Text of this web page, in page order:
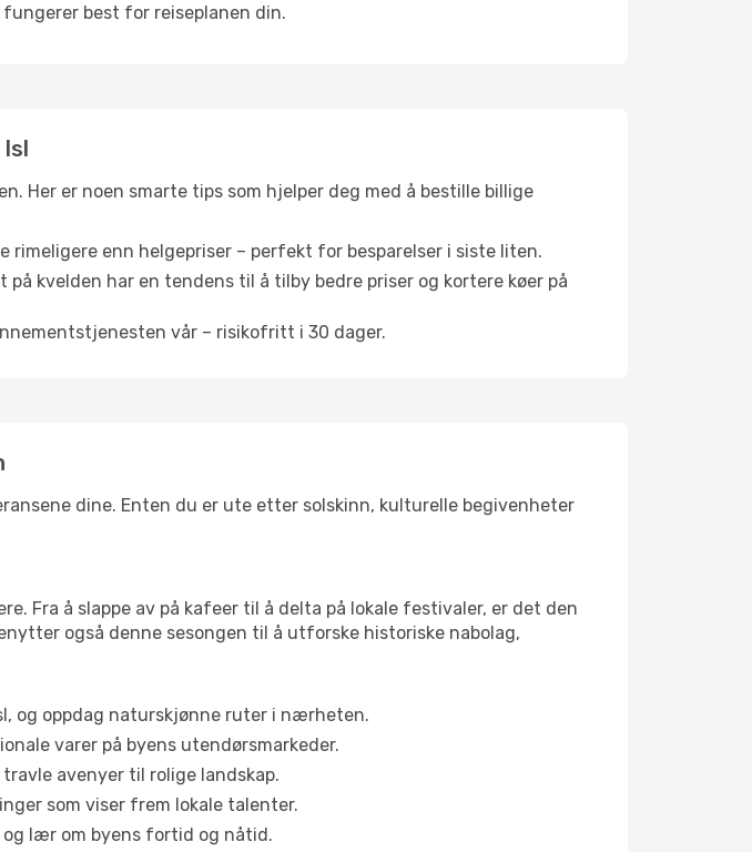
best for reiseplanen din.
Her er noen smarte tips som hjelper deg med å bestille billige
rimeligere enn helgepriser – perfekt for besparelser i siste liten.
kvelden har en tendens til å tilby bedre priser og kortere køer på
vår – risikofritt i 30 dager.
dine. Enten du er ute etter solskinn, kulturelle begivenheter
Fra å slappe av på kafeer til å delta på lokale festivaler, er det den
også denne sesongen til å utforske historiske nabolag,
og oppdag naturskjønne ruter i nærheten.
varer på byens utendørsmarkeder.
avenyer til rolige landskap.
som viser frem lokale talenter.
og lær om byens fortid og nåtid.